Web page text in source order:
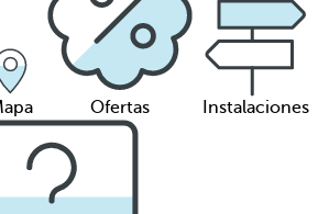
Ofertas Instalaciones